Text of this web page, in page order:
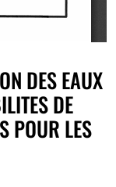
DES EAUX
DE
POUR LES